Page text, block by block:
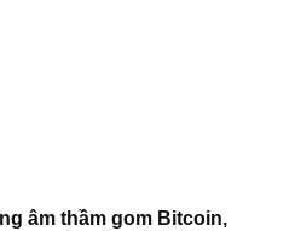
âm thầm gom Bitcoin,